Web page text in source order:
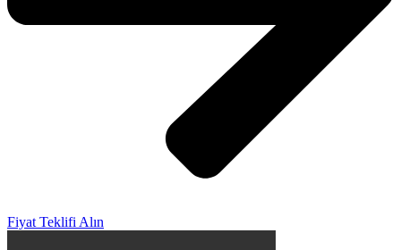
Fiyat Teklifi Alın